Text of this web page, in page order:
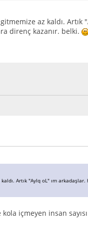
az kaldı.
direnç kazanır. belki.
Artık "AyIq oL" ım
içmeyen insan